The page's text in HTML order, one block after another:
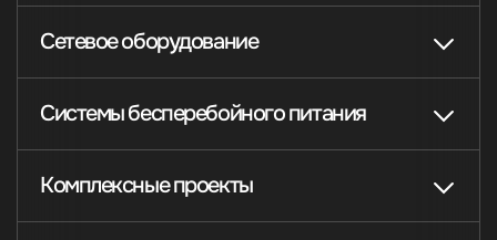
Сетевое оборудование
Системы бесперебойного питания
Комплексные проекты